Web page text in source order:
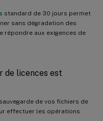
standard de 30 jours permet
sans dégradation des
répondre aux exigences de
de licences est
de vos fichiers de
effectuer les opérations